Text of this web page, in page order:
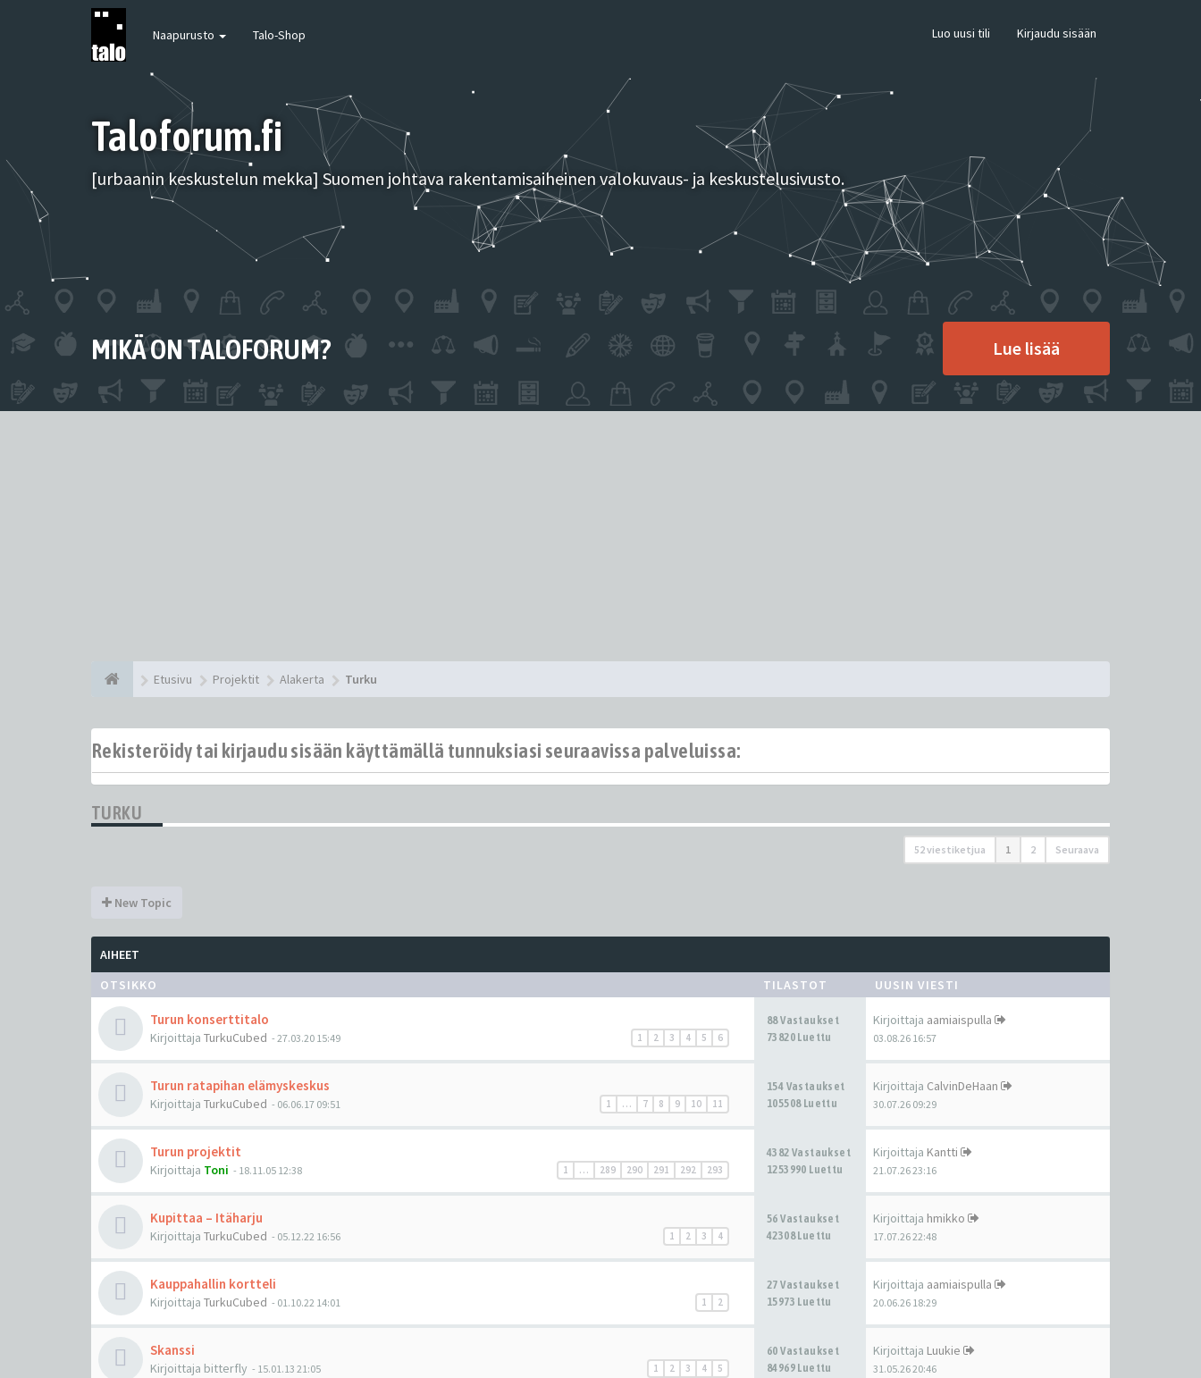
Naapurusto Talo-Shop Luo uusi tili Kirjaudu sisään
Taloforum.fi
[urbaanin keskustelun mekka] Suomen johtava rakentamisaiheinen valokuvaus- ja keskustelusivusto.
MIKÄ ON TALOFORUM? Lue lisää
Etusivu Projektit Alakerta Turku
Rekisteröidy tai kirjaudu sisään käyttämällä tunnuksiasi seuraavissa palveluissa:
TURKU
52 viestiketjua 1 2 Seuraava
New Topic
AIHEET
OTSIKKO
TILASTOT UUSIN VIESTI
Turun konserttitalo
1 2 3 4 5 6
Kirjoittaja TurkuCubed - 27.03.20 15:49
88 Vastaukset
73820 Luettu
Kirjoittaja aamiaispulla
03.08.26 16:57
Turun ratapihan elämyskeskus
1 … 7 8 9 10 11
Kirjoittaja TurkuCubed - 06.06.17 09:51
154 Vastaukset
105508 Luettu
Kirjoittaja CalvinDeHaan
30.07.26 09:29
Turun projektit
1 … 289 290 291 292 293
Kirjoittaja Toni - 18.11.05 12:38
4382 Vastaukset
1253990 Luettu
Kirjoittaja Kantti
21.07.26 23:16
Kupittaa – Itäharju
1 2 3 4
Kirjoittaja TurkuCubed - 05.12.22 16:56
56 Vastaukset
42308 Luettu
Kirjoittaja hmikko
17.07.26 22:48
Kauppahallin kortteli
1 2
Kirjoittaja TurkuCubed - 01.10.22 14:01
27 Vastaukset
15973 Luettu
Kirjoittaja aamiaispulla
20.06.26 18:29
Skanssi
1 2 3 4 5
Kirjoittaja bitterfly - 15.01.13 21:05
60 Vastaukset
84969 Luettu
Kirjoittaja Luukie
31.05.26 20:46